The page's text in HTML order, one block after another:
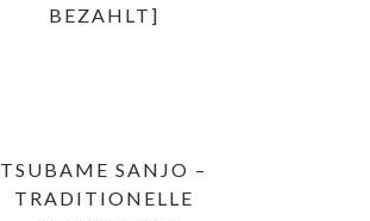
BEZAHLT]
TSUBAME SANJO –
TRADITIONELLE